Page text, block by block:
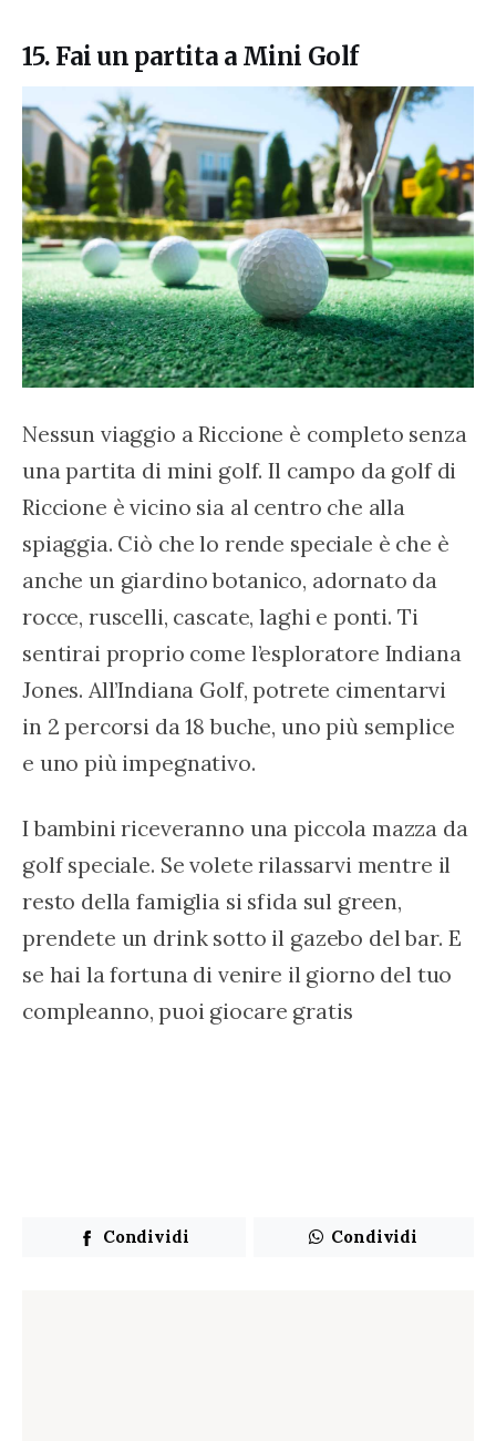
15. Fai un partita a Mini Golf
Nessun viaggio a Riccione è completo senza
una partita di mini golf. Il campo da golf di
Riccione è vicino sia al centro che alla
spiaggia. Ciò che lo rende speciale è che è
anche un giardino botanico, adornato da
rocce, ruscelli, cascate, laghi e ponti. Ti
sentirai proprio come l’esploratore Indiana
Jones. All’Indiana Golf, potrete cimentarvi
in 2 percorsi da 18 buche, uno più semplice
e uno più impegnativo.
I bambini riceveranno una piccola mazza da
golf speciale. Se volete rilassarvi mentre il
resto della famiglia si sfida sul green,
prendete un drink sotto il gazebo del bar. E
se hai la fortuna di venire il giorno del tuo
compleanno, puoi giocare gratis
Condividi Condividi